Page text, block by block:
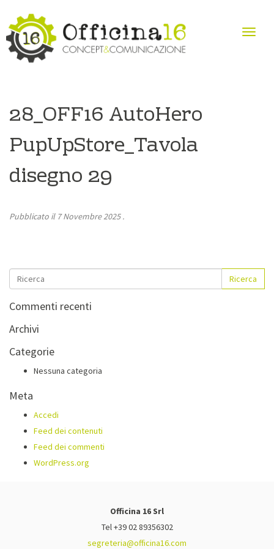
28_OFF16 AutoHero
PupUpStore_Tavola
disegno 29
Pubblicato il 7 Novembre 2025.
Ricerca
Commenti recenti
Archivi
Categorie
Nessuna categoria
Meta
Accedi
Feed dei contenuti
Feed dei commenti
WordPress.org
Officina 16 Srl
Tel +39 02 89356302
segreteria@officina16.com